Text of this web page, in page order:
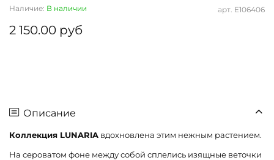
арт. E106406
Наличие: В наличии
2 150.00 руб
Описание
Коллекция LUNARIA вдохновлена этим нежным растением.
На сероватом фоне между собой сплелись изящные веточки